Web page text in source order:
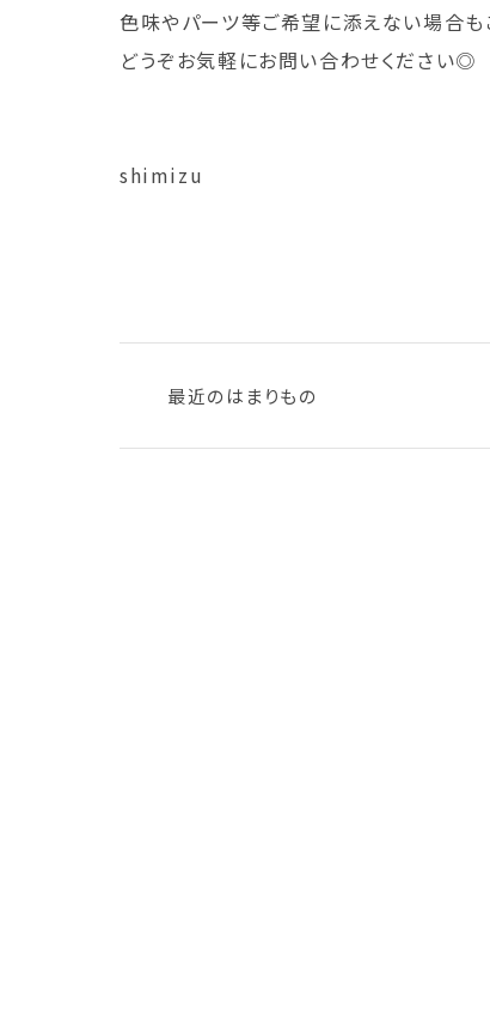
色味やパーツ等ご希望に添えない場合
どうぞお気軽にお問い合わせくださ
shimizu
最近のはまりもの